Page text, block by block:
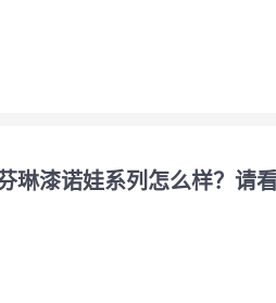
琳漆诺娃系列怎么样？请